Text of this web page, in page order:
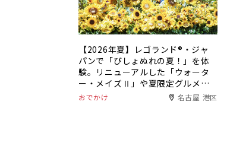
【2026年夏】レゴランド®・ジャ
パンで「びしょぬれの夏！」を体
験。リニューアルした「ウォータ
ー・メイズⅡ」や夏限定グルメも
登場
おでかけ 名古屋 港区